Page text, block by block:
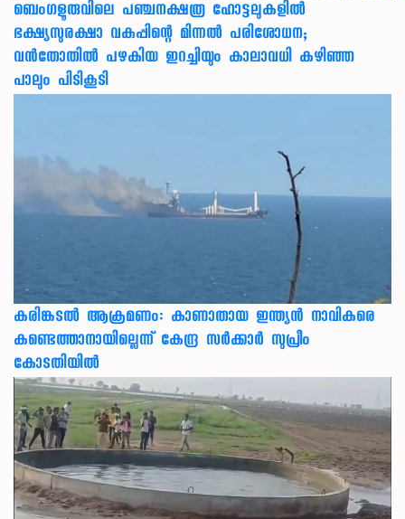
ബെംഗളൂരുവിലെ പഞ്ചനക്ഷത്ര ഹോട്ടലുകളിൽ
ഭക്ഷ്യസുരക്ഷാ വകുപ്പിന്റെ മിന്നൽ പരിശോധന;
വൻതോതിൽ പഴകിയ ഇറച്ചിയും കാലാവധി കഴിഞ്ഞ
പാലും പിടികൂടി
കരിങ്കടൽ ആക്രമണം: കാണാതായ ഇന്ത്യൻ നാവികരെ
കണ്ടെത്താനായില്ലെന്ന് കേന്ദ്ര സർക്കാർ സുപ്രീം
കോടതിയിൽ